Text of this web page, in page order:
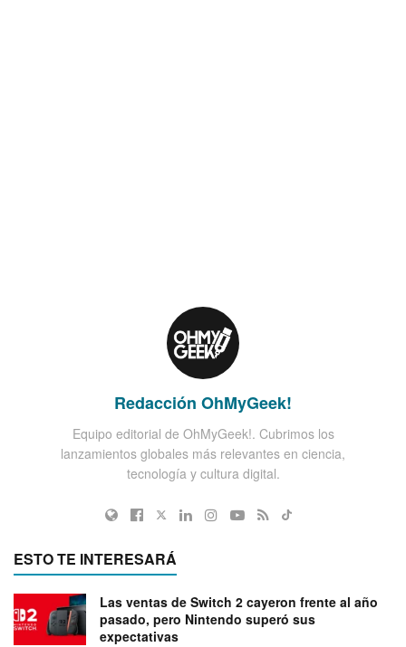
Redacción OhMyGeek!
Equipo editorial de OhMyGeek!. Cubrimos los
lanzamientos globales más relevantes en ciencia,
tecnología y cultura digital.
ESTO TE INTERESARÁ
Las ventas de Switch 2 cayeron frente al año
pasado, pero Nintendo superó sus
expectativas